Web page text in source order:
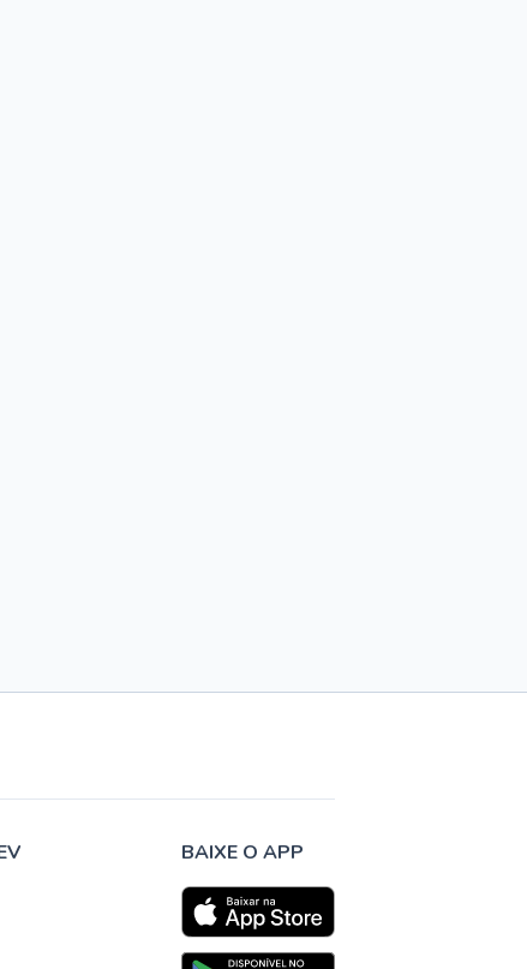
BAIXE O APP